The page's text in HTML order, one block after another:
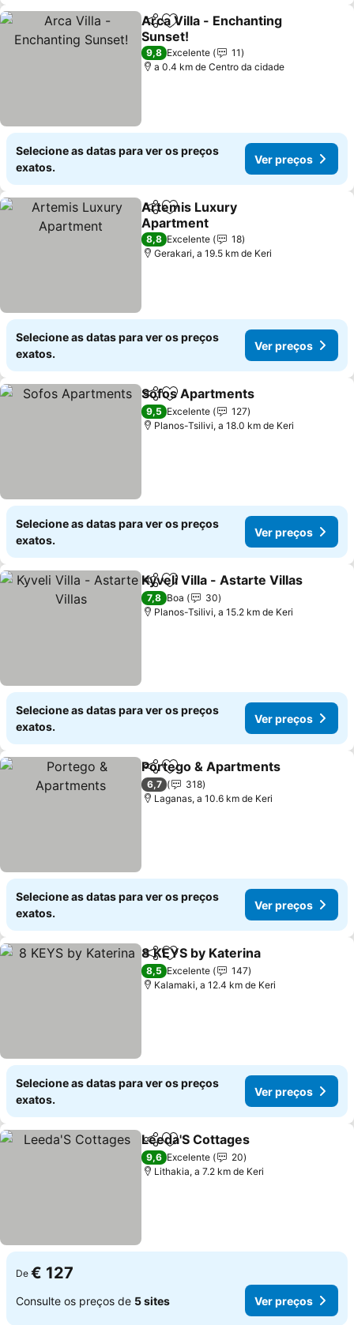
PartilharAdicionar aos favoritos
Arca Villa - Enchanting
Sunset!
9,8 Excelente
11
a 0.4 km de Centro da cidade
Selecione as datas para ver os preços
exatos.
Ver preços
PartilharAdicionar aos favoritos
Artemis Luxury
Apartment
8,8 Excelente
18
Gerakari, a 19.5 km de Keri
Selecione as datas para ver os preços
exatos.
Ver preços
PartilharAdicionar aos favoritos
Sofos Apartments
9,5 Excelente
127
Planos-Tsilivi, a 18.0 km de Keri
Selecione as datas para ver os preços
exatos.
Ver preços
PartilharAdicionar aos favoritos
Kyveli Villa - Astarte Villas
7,8 Boa
30
Planos-Tsilivi, a 15.2 km de Keri
Selecione as datas para ver os preços
exatos.
Ver preços
PartilharAdicionar aos favoritos
Portego & Apartments
6,7
318
Laganas, a 10.6 km de Keri
Selecione as datas para ver os preços
exatos.
Ver preços
PartilharAdicionar aos favoritos
8 KEYS by Katerina
8,5 Excelente
147
Kalamaki, a 12.4 km de Keri
Selecione as datas para ver os preços
exatos.
Ver preços
PartilharAdicionar aos favoritos
Leeda'S Cottages
9,6 Excelente
20
Lithakia, a 7.2 km de Keri
De € 127
Consulte os preços de 5 sites Ver preços